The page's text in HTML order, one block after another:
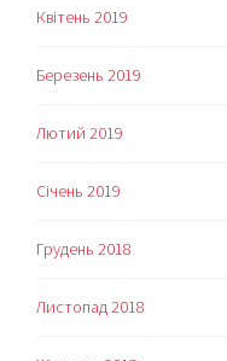
Квітень 2019
Березень 2019
Лютий 2019
Січень 2019
Грудень 2018
Листопад 2018